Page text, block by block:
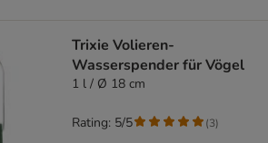
Trixie Volieren-
Wasserspender für Vögel
1 l / Ø 18 cm
Rating: 5/5 (3)